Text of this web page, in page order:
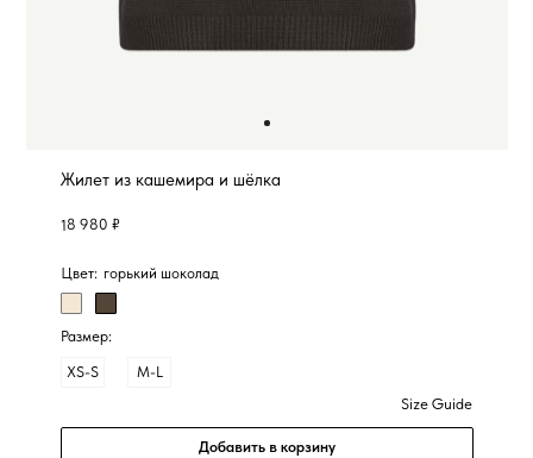
Жилет из кашемира и шёлка
18 980 ₽
Цвет:
Размер:
Size Guide
XS-S M-L
горький шоколад
Добавить в корзину